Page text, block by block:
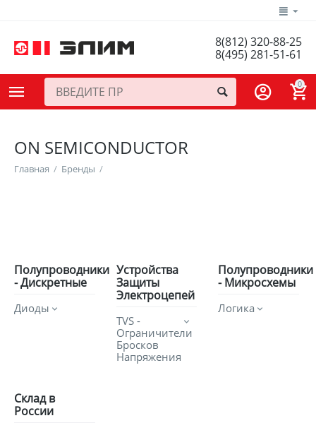
8(812) 320-88-25
8(495) 281-51-61
0
ON SEMICONDUCTOR
Главная / Бренды /
Полупроводники
- Дискретные
Диоды
Устройства
Защиты
Электроцепей
TVS -
Ограничители
Бросков
Напряжения
Полупроводники
- Микросхемы
Логика
Склад в
России